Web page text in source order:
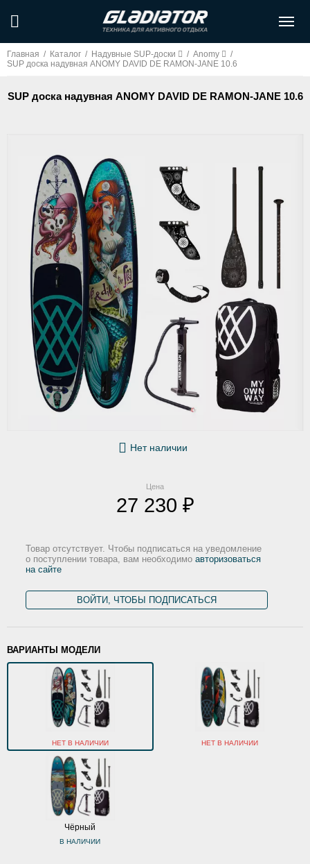
Главная / Каталог / Надувные SUP-доски / Anomy
/
SUP доска надувная ANOMY DAVID DE RAMON-JANE 10.6
SUP доска надувная ANOMY DAVID DE RAMON-JANE 10.6
Нет наличии
Цена
27 230 ₽
Товар отсутствует. Чтобы подписаться на уведомление
о поступлении товара, вам необходимо авторизоваться
на сайте
ВОЙТИ, ЧТОБЫ ПОДПИСАТЬСЯ
ВАРИАНТЫ МОДЕЛИ
НЕТ В НАЛИЧИИ НЕТ В НАЛИЧИИ
Чёрный
В НАЛИЧИИ